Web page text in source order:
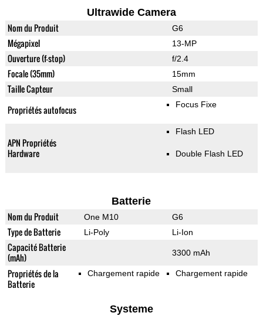
Ultrawide Camera
Nom du Produit G6
Mégapixel 13-MP
Ouverture (f-stop) f/2.4
Focale (35mm) 15mm
Taille Capteur Small
Propriétés autofocus Focus Fixe
APN Propriétés
Hardware
Flash LED
Double Flash LED
Batterie
Nom du Produit One M10 G6
Type de Batterie Li-Poly Li-Ion
Capacité Batterie
(mAh)
3300 mAh
Propriétés de la
Batterie
Chargement rapide Chargement rapide
Systeme